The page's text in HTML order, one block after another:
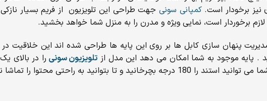
نیز برخودار است.کمپانی سونی
پنهان سازی کابل ها بر روی این پایه ها طراحی شده اند این
. پایه موجود به شما امکان می دهد این مدل از تلویزیون سونی را در بالای
به راحتی محتوا را تماشا نمایید.